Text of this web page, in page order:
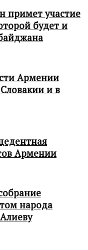
примет участие
будет и
Армении
и в
Армении
народа